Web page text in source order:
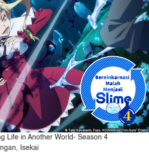
Life in Another World- Season 4
Isekai